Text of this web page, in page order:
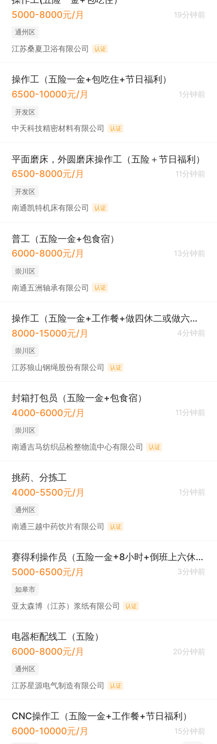
5000-8000元/月
19分钟前
通州区
江苏桑夏卫浴有限公司 认证
操作工（五险一金+包吃住+节日福利）
6500-10000元/月
1分钟前
开发区
中天科技精密材料有限公司 认证
平面磨床，外圆磨床操作工（五险＋节日福利）
6500-8000元/月
11分钟前
开发区
南通凯特机床有限公司 认证
普工（五险一金+包食宿）
6000-8000元/月
13分钟前
崇川区
南通五洲轴承有限公司 认证
操作工（五险一金+工作餐+做四休二或做六休一）
8000-15000元/月
4分钟前
崇川区
江苏狼山钢绳股份有限公司 认证
封箱打包员（五险一金+包食宿）
4000-6000元/月
11分钟前
崇川区
南通吉马纺织品检整物流中心有限公司 认证
挑药、分拣工
4000-5500元/月
1分钟前
通州区
南通三越中药饮片有限公司 认证
赛得利操作员（五险一金+8小时+倒班上六休二）
5000-6500元/月
3分钟前
如皋市
亚太森博（江苏）浆纸有限公司 认证
电器柜配线工（五险）
6000-8000元/月
20分钟前
通州区
江苏星源电气制造有限公司 认证
CNC操作工（五险一金+工作餐+节日福利）
6000-10000元/月
15分钟前